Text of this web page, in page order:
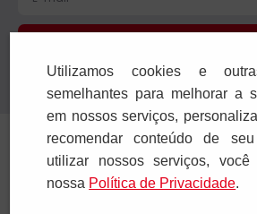
Confira nossa Política de
Institucional
Ajuda e Suporte
Utilizamos cookies e
semelhantes para melhorar a
em nossos serviços,
recomendar conteúdo de
utilizar nossos serviços, você
nossa Polí­tica de Privacidade.